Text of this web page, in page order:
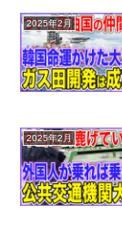
2025年2月
2025年2月